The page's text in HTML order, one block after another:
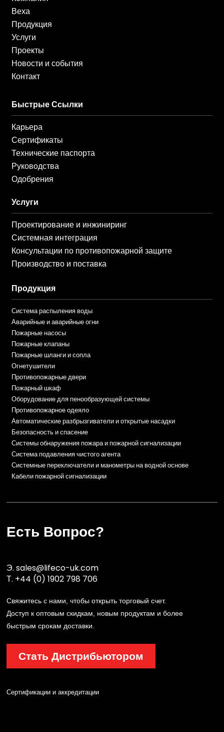
Веха
Продукция
Услуги
Проекты
Новости и события
Контакт
Быстрые Ссылки
Карьера
Сертификаты
Технические паспорта
Руководства
Одобрения
Услуги
Проектирование и инжиниринг
Системная интеграция
Консультации по противопожарной защите
Производство и поставка
Продукция
Система распыления воды
Аварийные и аварийные огни
Пожарные насосы
Пожарные клапаны
Пожарные шланги и сопла
Огнетушители
Противопожарные двери
Пожарный шкаф
Оборудование для пенообразующей системы
Противопожарное одеяло
Автоматические разбрызгиватели и открытые насадки
Безопасность и спасение
Системы обнаружения пожара и пожарной сигнализации
Система подавления чистого агента
Системные переключатели и манометры на водной основе
Кабели пожарной сигнализации
Есть Вопрос?
Э.sales@lifeco-uk.com
Т. +44 (0) 1902 798 706
Свяжитесь с нами, чтобы открыть торговый счет.
Доступ к оптовым скидкам, новым продуктам и более
быстрым срокам доставки.
Стать Дистрибьютором
Сертификации и аккредитации